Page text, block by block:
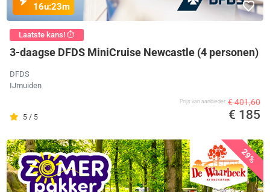
16u:23m
Laatste kans! ⏱️
3-daagse DFDS MiniCruise Newcastle (4 personen)
DFDS
IJmuiden
5 / 5
Prijs van aanbieder € 401,60
€ 185
29%